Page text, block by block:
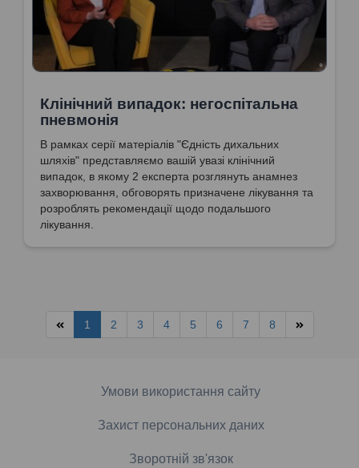
Клінічний випадок: негоспітальна
пневмонія
В рамках серії матеріалів "Єдність дихальних
шляхів" представляємо вашій увазі клінічний
випадок, в якому 2 експерта розглянуть анамнез
захворювання, обговорять призначене лікування та
розроблять рекомендації щодо подальшого
лікування.
1 2 3 4 5 6 7 8
Умови використання сайту
Захист персональних даних
Зворотній зв'язок